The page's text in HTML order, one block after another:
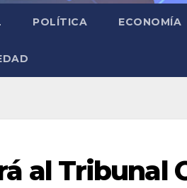
POLÍTICA ECONOMÍA
al Tribunal